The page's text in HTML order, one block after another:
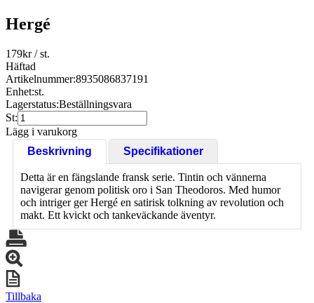
Hergé
179kr/ st.
Häftad
Artikelnummer:8935086837191
Enhet:st.
Lagerstatus:Beställningsvara
St:
Lägg i varukorg
Beskrivning
Specifikationer
Detta är en fängslande fransk serie. Tintin och vännerna
navigerar genom politisk oro i San Theodoros. Med humor
och intriger ger Hergé en satirisk tolkning av revolution och
makt. Ett kvickt och tankeväckande äventyr.
Tillbaka